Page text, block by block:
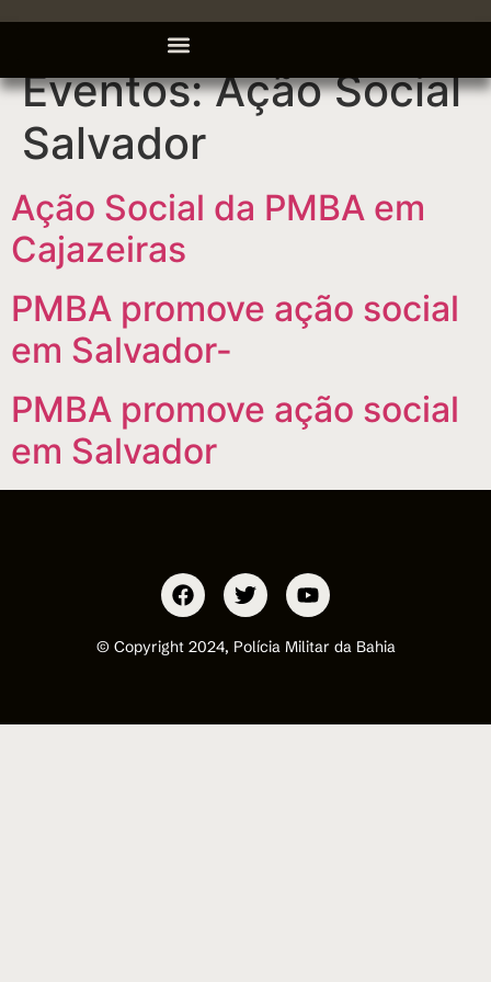
Eventos:Ação Social
Salvador
Ação Social da PMBA em
Cajazeiras
PMBA promove ação social
em Salvador-
PMBA promove ação social
em Salvador
© Copyright 2024, Polícia Militar da Bahia